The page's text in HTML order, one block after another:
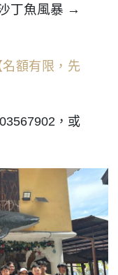
丁魚風暴 →
名額有限，先
，或